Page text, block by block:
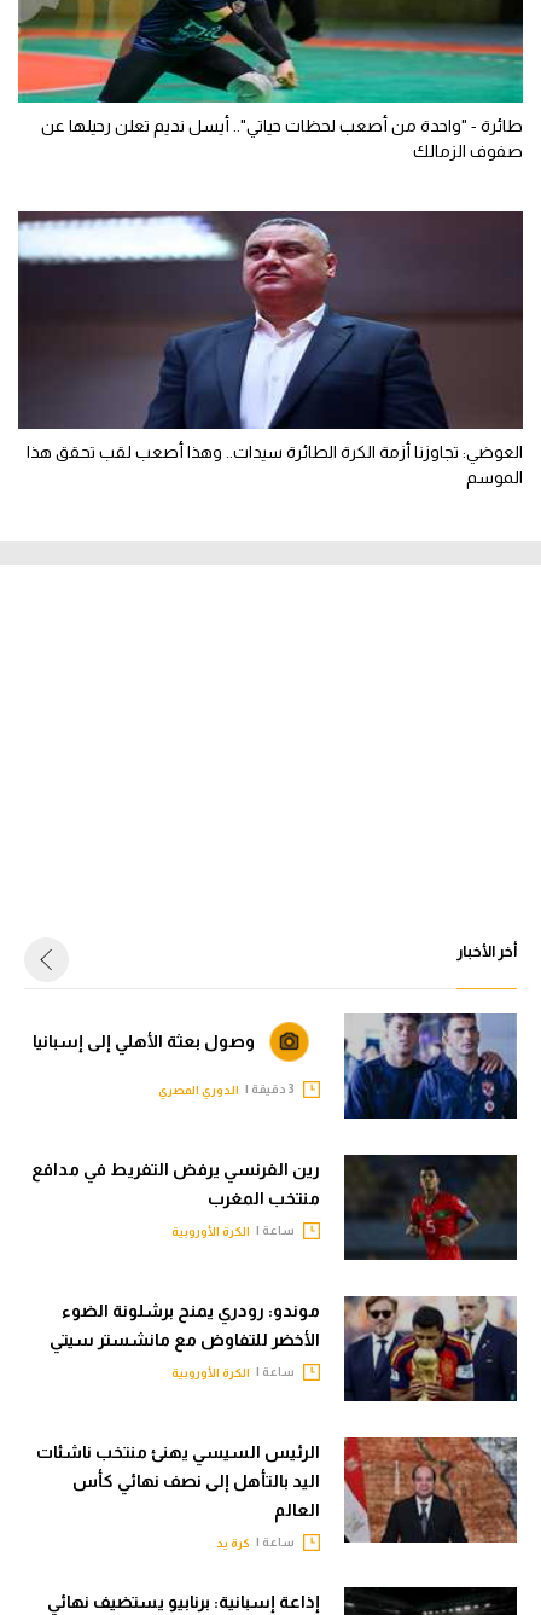
طائرة - "واحدة من أصعب لحظات حياتي".. أيسل نديم تعلن رحيلها عن
صفوف الزمالك
العوضي: تجاوزنا أزمة الكرة الطائرة سيدات.. وهذا أصعب لقب تحقق هذا
الموسم
أخر الأخبار
وصول بعثة الأهلي إلى إسبانيا
الدوري المصري
رين الفرنسي يرفض التفريط في مدافع
منتخب المغرب
ساعة | الكرة الأوروبية
موندو: رودري يمنح برشلونة الضوء
الأخضر للتفاوض مع مانشستر سيتي
ساعة | الكرة الأوروبية
الرئيس السيسي يهنئ منتخب ناشئات
اليد بالتأهل إلى نصف نهائي كأس
العالم
ساعة | كرة يد
إذاعة إسبانية: برنابيو يستضيف نهائي